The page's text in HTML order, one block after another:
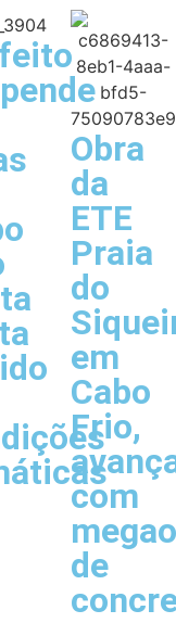
Obra
da
ETE
Praia
do
em
Cabo
Frio,
com
de